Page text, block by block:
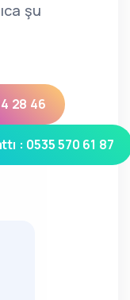
şu
28 46
: 0535 570 61 87